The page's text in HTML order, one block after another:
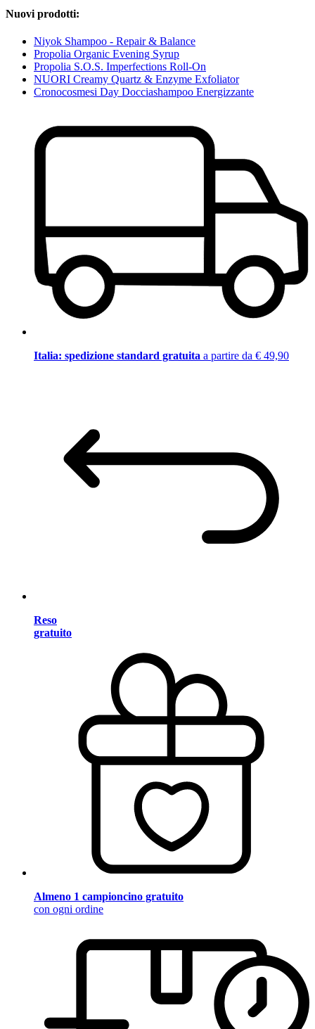
Nuovi prodotti:
Niyok Shampoo - Repair & Balance
Propolia Organic Evening Syrup
Propolia S.O.S. Imperfections Roll-On
NUORI Creamy Quartz & Enzyme Exfoliator
Cronocosmesi Day Docciashampoo Energizzante
Italia: spedizione standard gratuita a partire da € 49,90
Reso
gratuito
Almeno 1 campioncino gratuito
con ogni ordine